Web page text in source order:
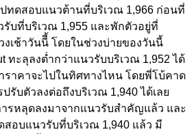
ทดสอบแนวต้านที่บริเวณ 1,966 ก่อนที่
รับที่บริเวณ 1,955 และพักตัวอยู่ที่
เช้าวันนีี้ โดยในช่วงบ่ายของวันนี้
ทะลุลงต่ำกว่าแนวรับบริเวณ 1,952 ได้
ราคาจะไปในทิศทางไหน โดยพี่โบ้คาด
รับตัวลงต่อถึงบริเวณ 1,940 ได้เลย
ารหลุดลงมาจากแนวรับสำคัญแล้ว และ
สอบแนวรับที่บริเวณ 1,940 แล้ว มี